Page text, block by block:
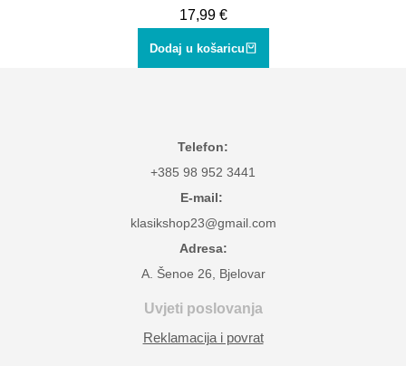
17,99 €
Dodaj u košaricu
Telefon:
+385 98 952 3441
E-mail:
klasikshop23@gmail.com
Adresa:
A. Šenoe 26, Bjelovar
Uvjeti poslovanja
Reklamacija i povrat